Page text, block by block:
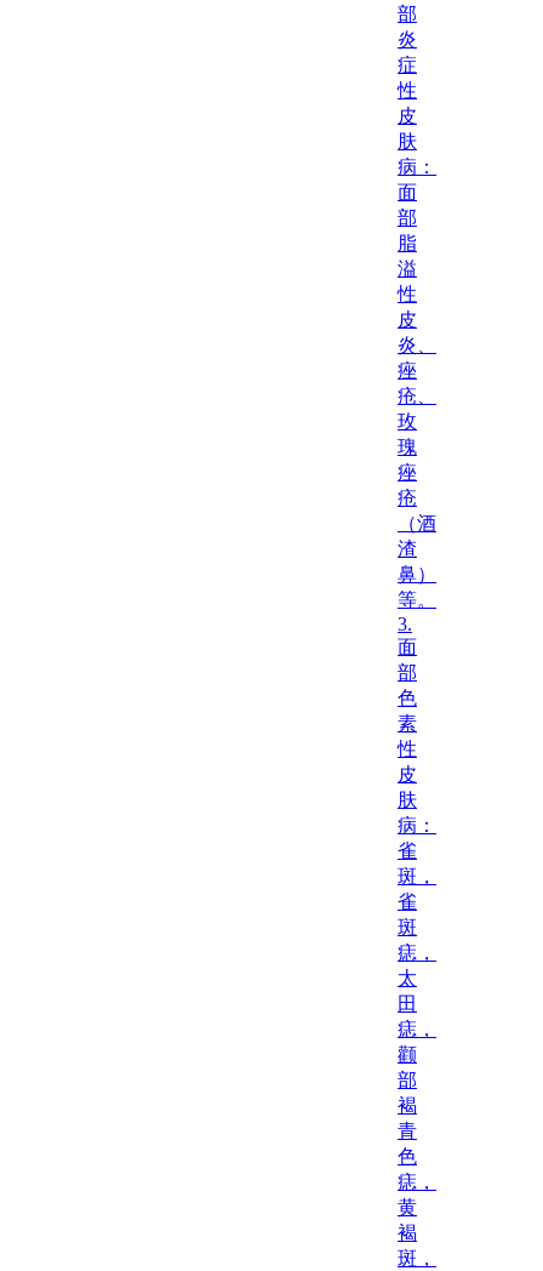
部
炎
症
性
皮
肤
病：
面
部
脂
溢
性
皮
炎、
痤
疮、
玫
瑰
痤
疮
（酒
渣
鼻）
等。
3.
面
部
色
素
性
皮
肤
病：
雀
斑，
雀
斑
痣，
太
田
痣，
颧
部
褐
青
色
痣，
黄
褐
斑，